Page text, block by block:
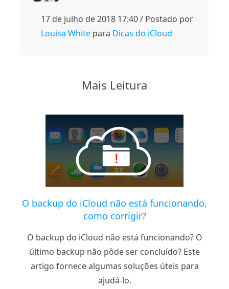
17 de julho de 2018 17:40 / Postado por
Louisa White para Dicas do iCloud
Mais Leitura
O backup do iCloud não está funcionando,
como corrigir?
O backup do iCloud não está funcionando? O
último backup não pôde ser concluído? Este
artigo fornece algumas soluções úteis para
ajudá-lo.